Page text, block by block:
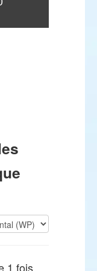
1 fois.